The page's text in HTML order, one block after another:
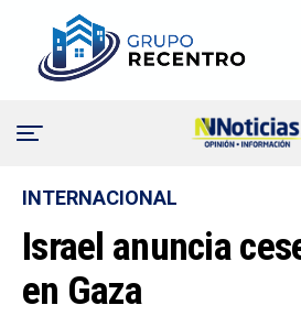
INTERNACIONAL
Israel anuncia
en Gaza